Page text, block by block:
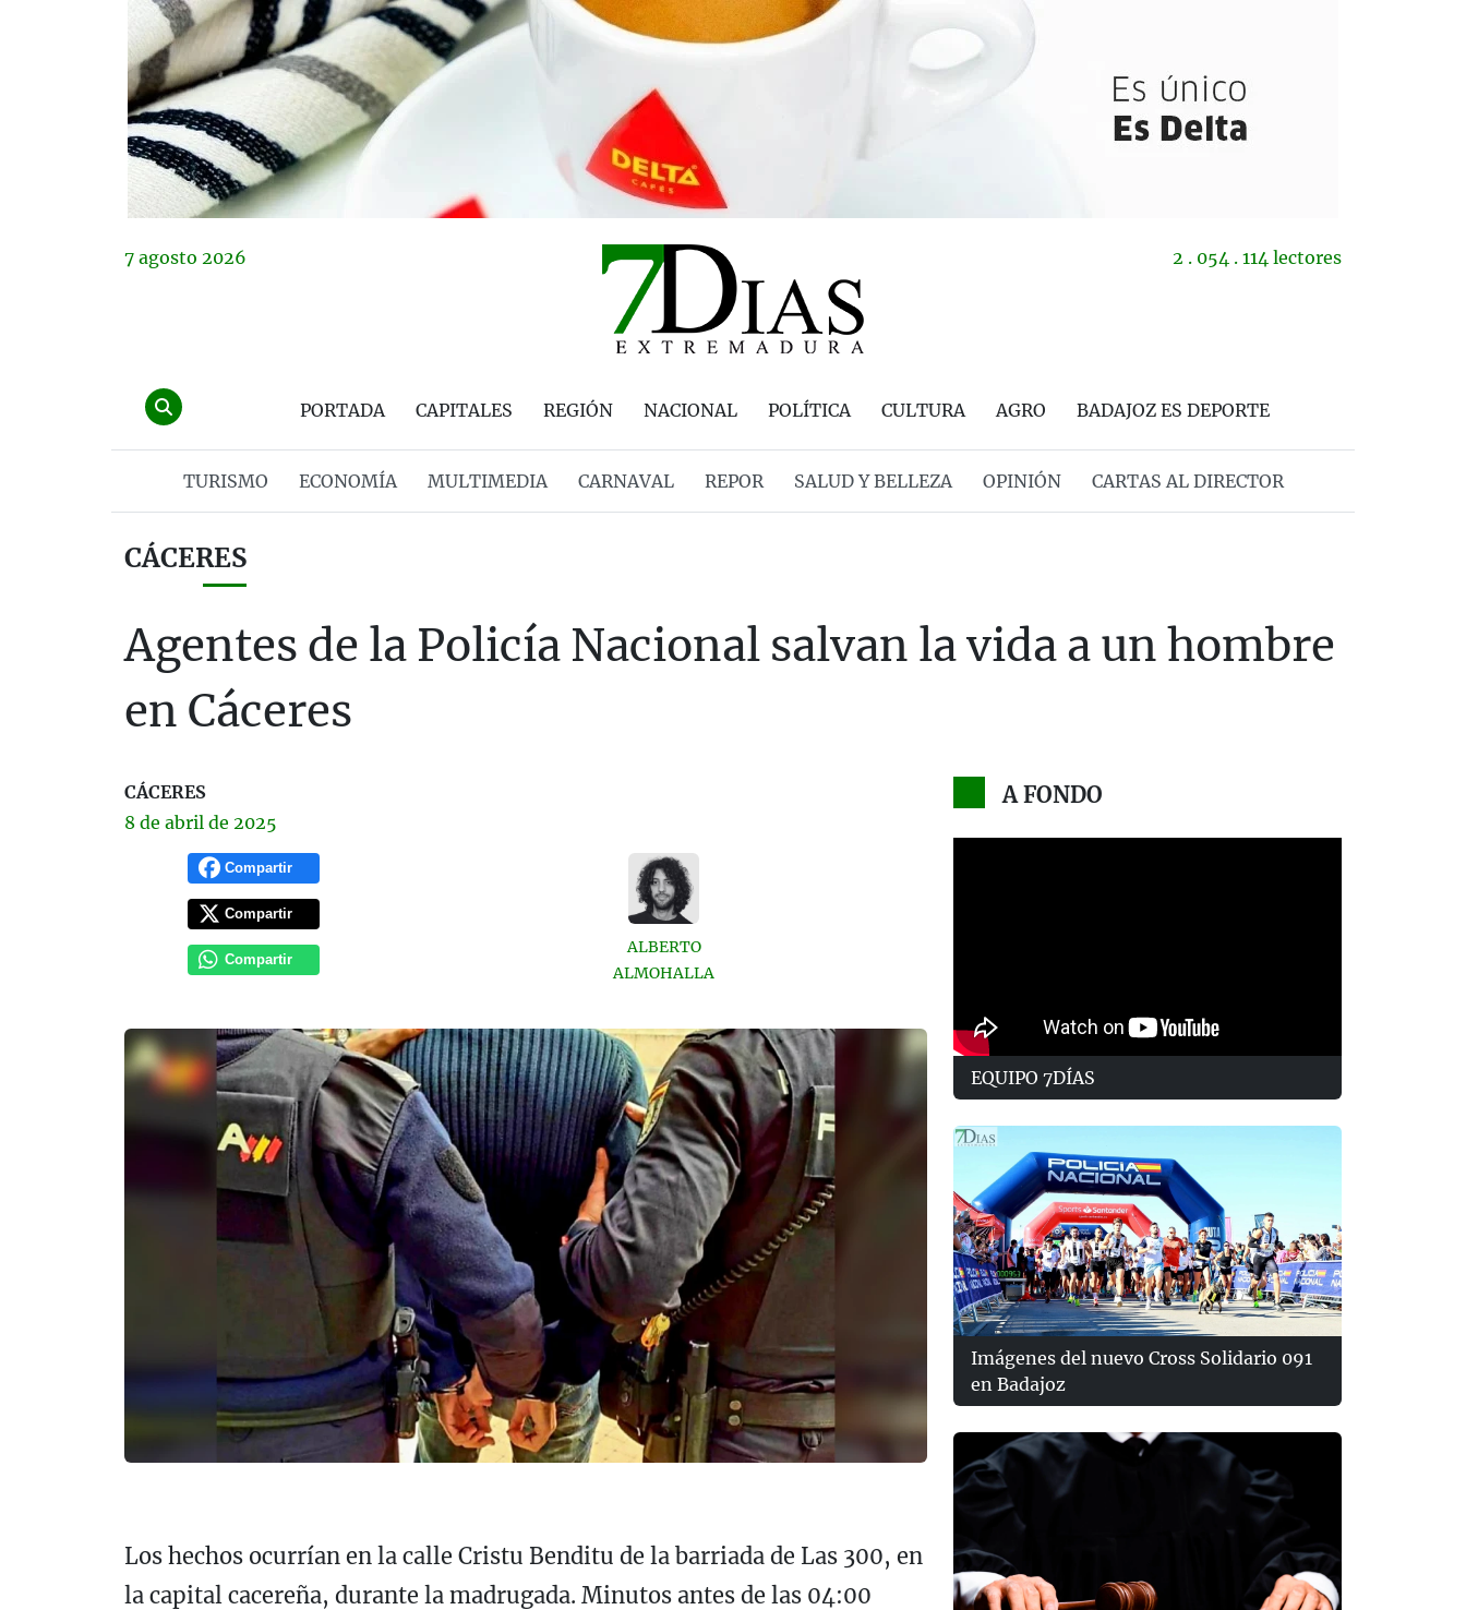
7 agosto 2026 2 . 054 . 114 lectores
PORTADA CAPITALES REGIÓN NACIONAL POLÍTICA CULTURA AGRO BADAJOZ ES DEPORTE
TURISMO ECONOMÍA MULTIMEDIA CARNAVAL REPOR SALUD Y BELLEZA OPINIÓN CARTAS AL DIRECTOR
CÁCERES
Agentes de la Policía Nacional salvan la vida a un hombre
en Cáceres
CÁCERES
8 de abril de 2025
Compartir
Compartir
Compartir
ALBERTO
ALMOHALLA
Los hechos ocurrían en la calle Cristu Benditu de la barriada de Las 300, en
la capital cacereña, durante la madrugada. Minutos antes de las 04:00
A FONDO
EQUIPO 7DÍAS
Imágenes del nuevo Cross Solidario 091
en Badajoz